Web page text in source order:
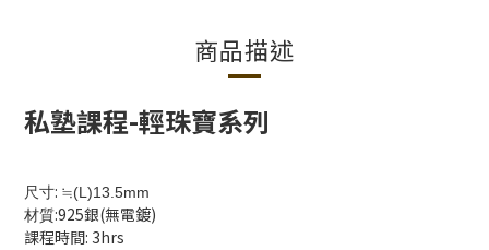
商品描述
私塾課程-輕珠寶系列
尺寸: ≒(L)13.5mm
材質:925銀(無電鍍)
課程時間: 3hrs